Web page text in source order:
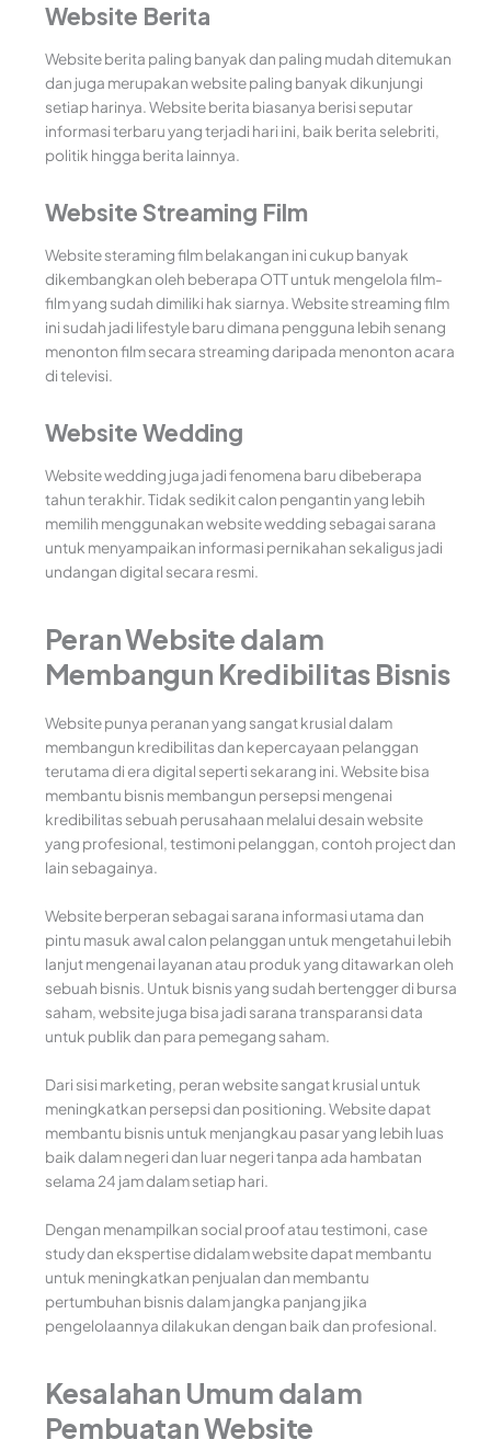
Website Berita
Website berita paling banyak dan paling mudah ditemukan
dan juga merupakan website paling banyak dikunjungi
setiap harinya. Website berita biasanya berisi seputar
informasi terbaru yang terjadi hari ini, baik berita selebriti,
politik hingga berita lainnya.
Website Streaming Film
Website steraming film belakangan ini cukup banyak
dikembangkan oleh beberapa OTT untuk mengelola film-
film yang sudah dimiliki hak siarnya. Website streaming film
ini sudah jadi lifestyle baru dimana pengguna lebih senang
menonton film secara streaming daripada menonton acara
di televisi.
Website Wedding
Website wedding juga jadi fenomena baru dibeberapa
tahun terakhir. Tidak sedikit calon pengantin yang lebih
memilih menggunakan website wedding sebagai sarana
untuk menyampaikan informasi pernikahan sekaligus jadi
undangan digital secara resmi.
Peran Website dalam
Membangun Kredibilitas Bisnis
Website punya peranan yang sangat krusial dalam
membangun kredibilitas dan kepercayaan pelanggan
terutama di era digital seperti sekarang ini. Website bisa
membantu bisnis membangun persepsi mengenai
kredibilitas sebuah perusahaan melalui desain website
yang profesional, testimoni pelanggan, contoh project dan
lain sebagainya.
Website berperan sebagai sarana informasi utama dan
pintu masuk awal calon pelanggan untuk mengetahui lebih
lanjut mengenai layanan atau produk yang ditawarkan oleh
sebuah bisnis. Untuk bisnis yang sudah bertengger di bursa
saham, website juga bisa jadi sarana transparansi data
untuk publik dan para pemegang saham.
Dari sisi marketing, peran website sangat krusial untuk
meningkatkan persepsi dan positioning. Website dapat
membantu bisnis untuk menjangkau pasar yang lebih luas
baik dalam negeri dan luar negeri tanpa ada hambatan
selama 24 jam dalam setiap hari.
Dengan menampilkan social proof atau testimoni, case
study dan ekspertise didalam website dapat membantu
untuk meningkatkan penjualan dan membantu
pertumbuhan bisnis dalam jangka panjang jika
pengelolaannya dilakukan dengan baik dan profesional.
Kesalahan Umum dalam
Pembuatan Website